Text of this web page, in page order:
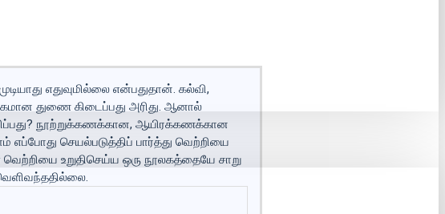
எதுவுமில்லை என்பதுதான். கல்வி,
துணை கிடைப்பது அரிது. ஆனால்
நூற்றுக்கணக்கான, ஆயிரக்கணக்கான
செயல்படுத்திப் பார்த்து வெற்றியை
உறுதிசெய்ய ஒரு நூலகத்தையே சாறு